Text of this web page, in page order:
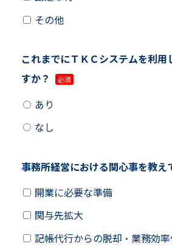
その他
これまでにＴＫＣシステムを利用
すか？
あり
なし
事務所経営における関心事を教え
開業に必要な準備
関与先拡大
記帳代行からの脱却・業務効